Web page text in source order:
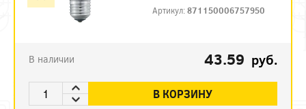
Артикул:871150006757950
В наличии 43.59 руб.
В КОРЗИНУ